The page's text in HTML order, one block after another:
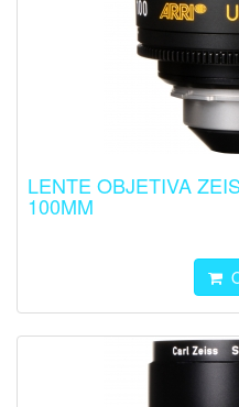
LENTE OBJETIVA
100MM